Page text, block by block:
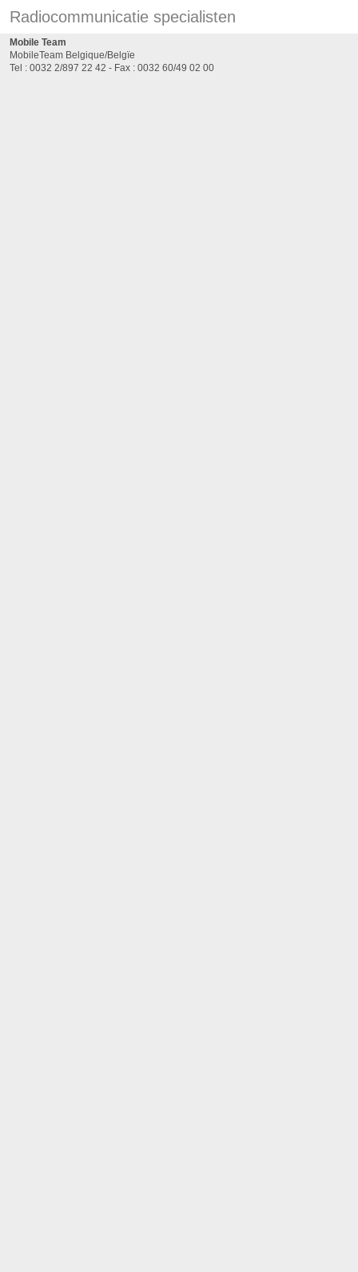
Radiocommunicatie specialisten
Mobile Team
MobileTeam Belgique/Belgïe
Tel : 0032 2/897 22 42 - Fax : 0032 60/49 02 00